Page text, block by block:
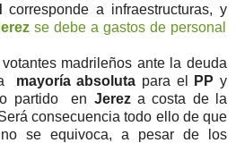
corresponde a infraestructuras, y
se debe a gastos de personal
madrileños ante la deuda
mayoría absoluta para el PPy
partido en Jereza costa de la
consecuencia todo ello de que
se equivoca, a pesar de los